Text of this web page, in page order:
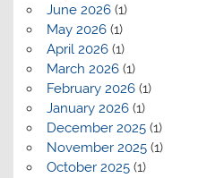
June 2026(1)
May 2026(1)
April 2026(1)
March 2026(1)
February 2026(1)
January 2026(1)
December 2025(1)
November 2025(1)
October 2025(1)